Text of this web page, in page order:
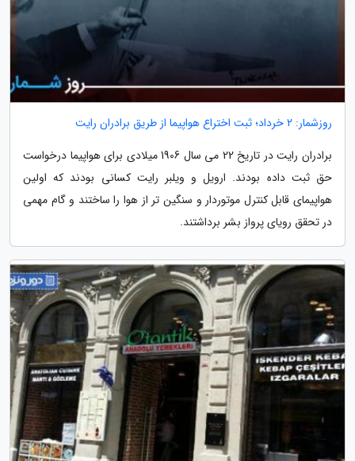
روزشمار: 2 خرداد؛ ثبت اختراع هواپیما از طریق برادران رایت
برادران رایت در تاریخ 22 می سال 1906 میلادی برای هواپیما درخواست
حق ثبت داده بودند. ارویل و ویلبر رایت کسانی بودند که اولین
هواپیمای قابل کنترل موتوردار و سنگین تر از هوا را ساختند و گام مهمی
در تحقق رویای پرواز بشر برداشتند.